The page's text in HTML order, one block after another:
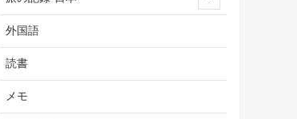
外国語
読書
メモ